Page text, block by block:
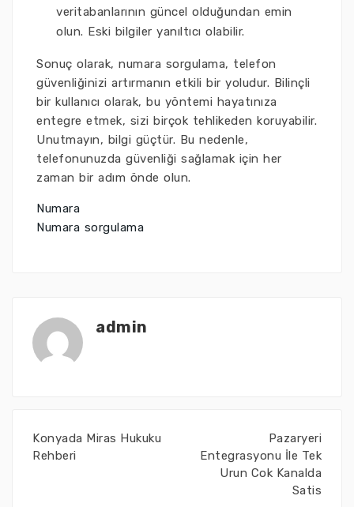
veritabanlarının güncel olduğundan emin
olun. Eski bilgiler yanıltıcı olabilir.
Sonuç olarak, numara sorgulama, telefon
güvenliğinizi artırmanın etkili bir yoludur. Bilinçli
bir kullanıcı olarak, bu yöntemi hayatınıza
entegre etmek, sizi birçok tehlikeden koruyabilir.
Unutmayın, bilgi güçtür. Bu nedenle,
telefonunuzda güvenliği sağlamak için her
zaman bir adım önde olun.
Numara
Numara sorgulama
admin
Konyada Miras Hukuku
Rehberi
Pazaryeri
Entegrasyonu İle Tek
Urun Cok Kanalda
Satis